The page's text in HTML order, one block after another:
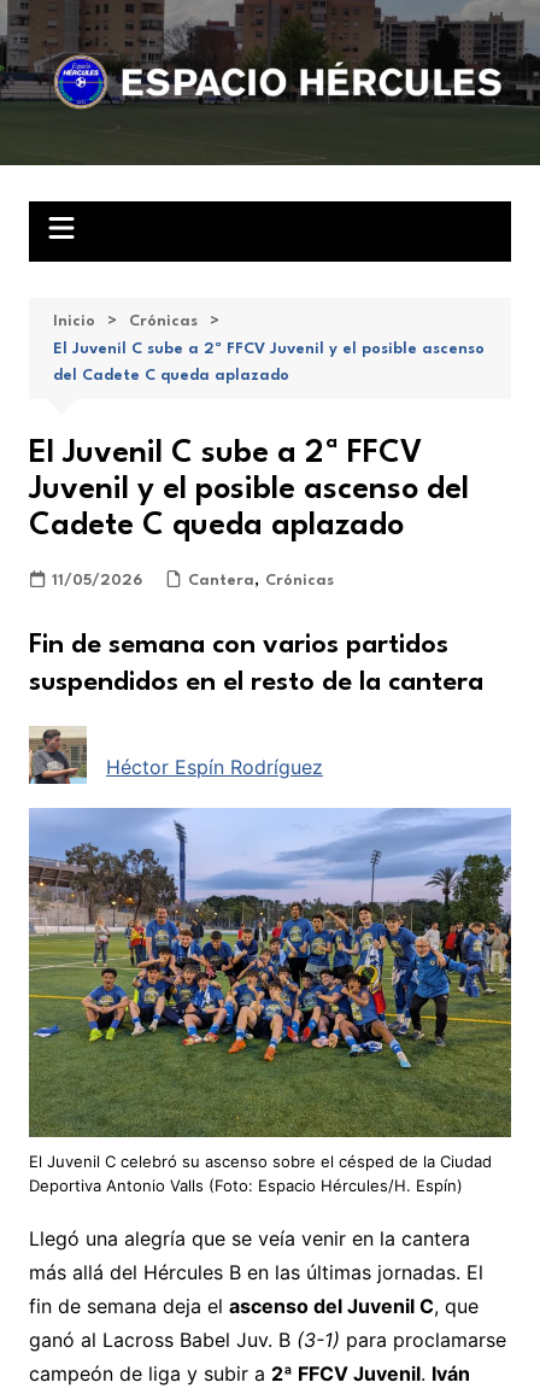
Saltar
al
contenido
Inicio
Crónicas
El Juvenil C sube a 2ª FFCV Juvenil y el posible ascenso
del Cadete C queda aplazado
El Juvenil C sube a 2ª FFCV
Juvenil y el posible ascenso del
Cadete C queda aplazado
11/05/2026 Cantera, Crónicas
Fin de semana con varios partidos
suspendidos en el resto de la cantera
Héctor Espín Rodríguez
El Juvenil C celebró su ascenso sobre el césped de la Ciudad
Deportiva Antonio Valls (Foto: Espacio Hércules/H. Espín)
Llegó una alegría que se veía venir en la cantera
más allá del Hércules B en las últimas jornadas. El
fin de semana deja el ascenso del Juvenil C, que
ganó al Lacross Babel Juv. B (3-1) para proclamarse
campeón de liga y subir a 2ª FFCV Juvenil. Iván